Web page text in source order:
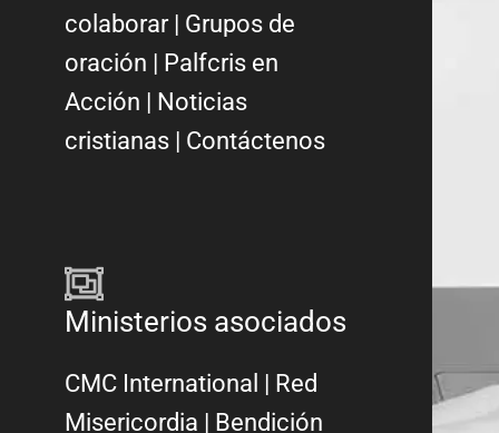
colaborar| Grupos de
oración | Palfcris en
Acción | Noticias
cristianas | Contáctenos
Ministerios asociados
CMC International | Red
Misericordia | Bendición